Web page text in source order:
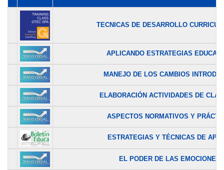
TECNICAS DE DESARROLLO
APLICANDO ESTRATEGIAS
MANEJO DE LOS CAMBIOS
ELABORACIÓN ACTIVIDADES DE
ASPECTOS NORMATIVOS Y
ESTRATEGIAS Y TÉCNICAS DE
EL PODER DE LAS EMOCIONES